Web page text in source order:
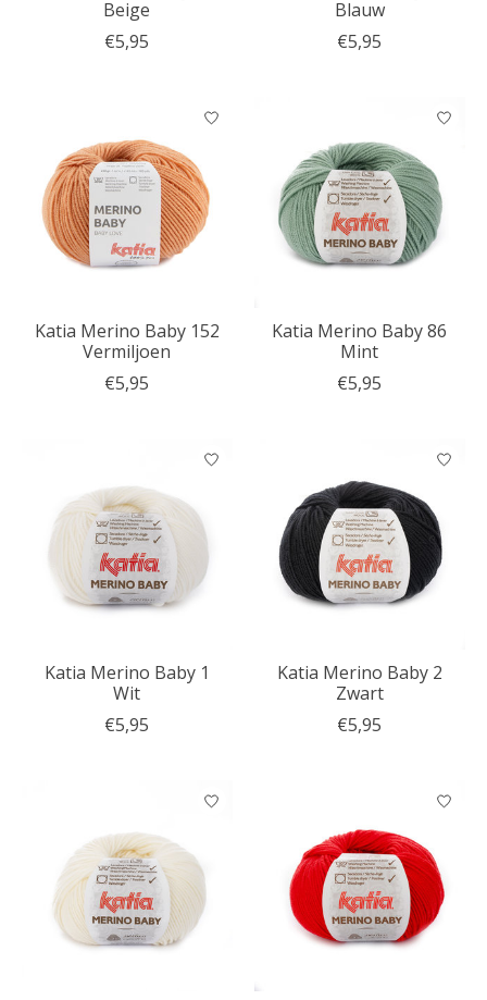
Beige
€5,95
Blauw
€5,95
Katia Merino Baby 152
Vermiljoen
€5,95
Katia Merino Baby 86
Mint
€5,95
Katia Merino Baby 1
Wit
€5,95
Katia Merino Baby 2
Zwart
€5,95